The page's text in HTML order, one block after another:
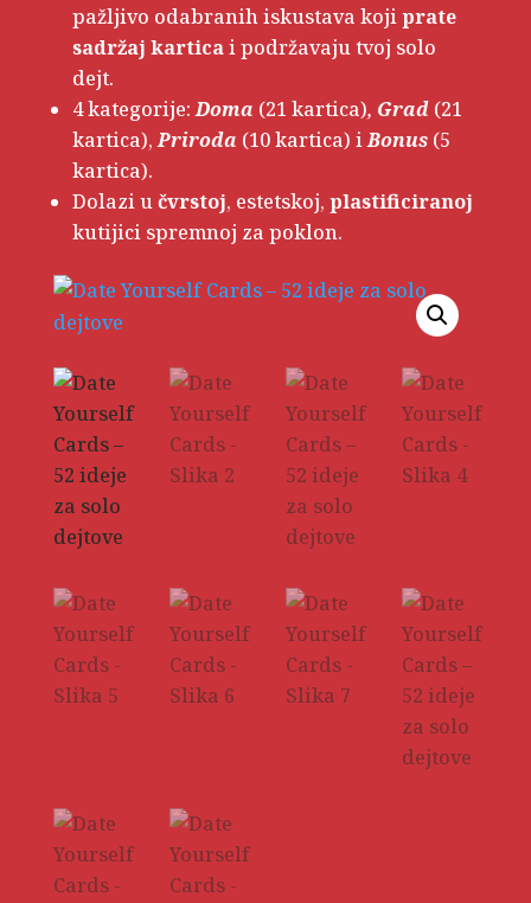
pažljivo odabranih iskustava kojiprate
sadržaj karticai podržavaju tvoj solo
dejt.
4 kategorije:Doma (21 kartica), Grad (21
kartica),Priroda (10 kartica) iBonus (5
kartica).
Dolazi učvrstoj, estetskoj, plastificiranoj
kutijici spremnoj za poklon.